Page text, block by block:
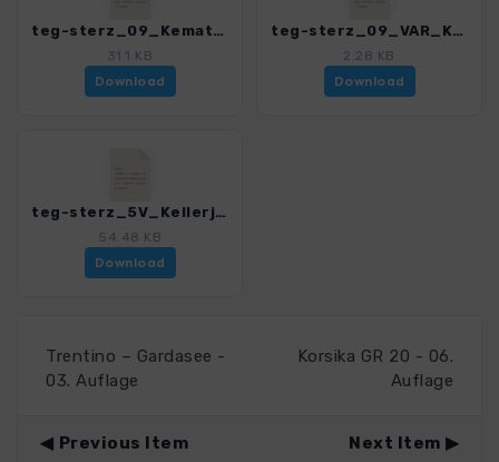
teg-sterz_09_Kematen - Sterzing.gpx
31.1 KB
Download
teg-sterz_09_VAR_Kematen - Sterzing.gpx
2.28 KB
Download
teg-sterz_5V_Kellerjochhuette.gpx
54.48 KB
Download
Trentino – Gardasee -
03. Auflage
Korsika GR 20 - 06.
Auflage
Previous Item Next Item